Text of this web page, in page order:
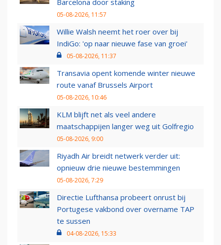
Barcelona door staking
05-08-2026, 11:57
Willie Walsh neemt het roer over bij
IndiGo: 'op naar nieuwe fase van groei'
05-08-2026, 11:37
Transavia opent komende winter nieuwe
route vanaf Brussels Airport
05-08-2026, 10:46
KLM blijft net als veel andere
maatschappijen langer weg uit Golfregio
05-08-2026, 9:00
Riyadh Air breidt netwerk verder uit:
opnieuw drie nieuwe bestemmingen
05-08-2026, 7:29
Directie Lufthansa probeert onrust bij
Portugese vakbond over overname TAP
te sussen
04-08-2026, 15:33